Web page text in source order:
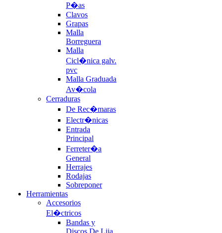
P�as
Clavos
Grapas
Malla
Borreguera
Malla
Cicl�nica galv.
pvc
Malla Graduada
Av�cola
Cerraduras
De Rec�maras
Electr�nicas
Entrada
Principal
Ferreter�a
General
Herrajes
Rodajas
Sobreponer
Herramientas
Accesorios
El�ctricos
Bandas y
Discos De Lija